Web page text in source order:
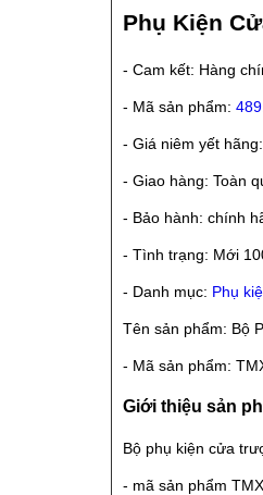
Phụ Kiện
- Cam kết: Hàng
- Mã sản phẩm:
- Giá niêm yết
- Giao hàng: Toàn
- Bảo hành: chính
- Tình trạng: Mới
- Danh mục: Phụ
Tên sản phẩm: Bộ
- Mã sản phẩm:
Giới thiệu sản
Bộ phụ kiện cửa
- mã sản phẩm